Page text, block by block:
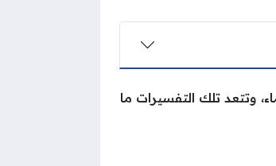
وتتعد تلك التفسيرات ما